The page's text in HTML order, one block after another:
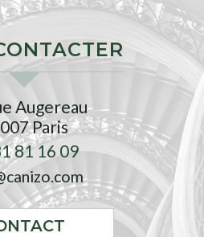
Augereau
Paris
81 16 09